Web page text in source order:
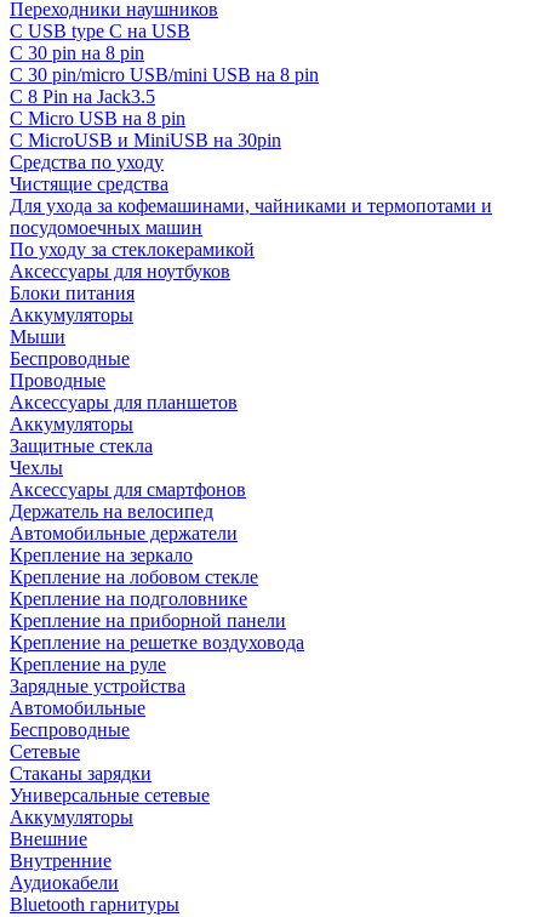
Переходники наушников
С USB type C на USB
С 30 pin на 8 pin
С 30 pin/micro USB/mini USB на 8 pin
С 8 Pin на Jack3.5
С Micro USB на 8 pin
С MicroUSB и MiniUSB на 30pin
Средства по уходу
Чистящие средства
Для ухода за кофемашинами, чайниками и термопотами и
посудомоечных машин
По уходу за стеклокерамикой
Аксессуары для ноутбуков
Блоки питания
Аккумуляторы
Мыши
Беспроводные
Проводные
Аксессуары для планшетов
Аккумуляторы
Защитные стекла
Чехлы
Аксессуары для смартфонов
Держатель на велосипед
Автомобильные держатели
Крепление на зеркало
Крепление на лобовом стекле
Крепление на подголовнике
Крепление на приборной панели
Крепление на решетке воздуховода
Крепление на руле
Зарядные устройства
Автомобильные
Беспроводные
Сетевые
Стаканы зарядки
Универсальные сетевые
Аккумуляторы
Внешние
Внутренние
Аудиокабели
Bluetooth гарнитуры